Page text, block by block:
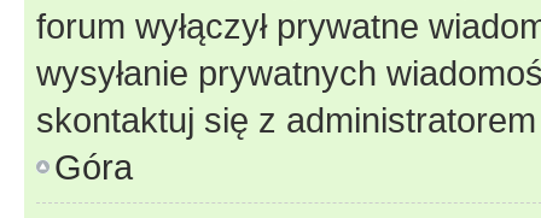
forum wyłączył prywatne
wysyłanie prywatnych
skontaktuj się z
Góra